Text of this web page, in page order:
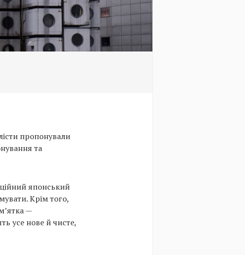
пропонували
та
японський
Крім того,
—
усе нове й чисте,